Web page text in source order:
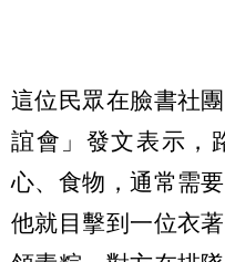
這位民眾在臉書社
誼會」發文表示，
心、食物，通常需
他就目擊到一位衣